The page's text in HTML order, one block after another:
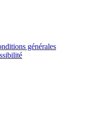
générales